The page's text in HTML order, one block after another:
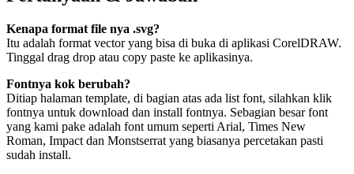
Kenapa format file nya .svg?
Itu adalah format vector yang bisa di buka di aplikasi CorelDRAW.
Tinggal drag drop atau copy paste ke aplikasinya.
Fontnya kok berubah?
Ditiap halaman template, di bagian atas ada list font, silahkan klik
fontnya untuk download dan install fontnya. Sebagian besar font
yang kami pake adalah font umum seperti Arial, Times New
Roman, Impact dan Monstserrat yang biasanya percetakan pasti
sudah install.